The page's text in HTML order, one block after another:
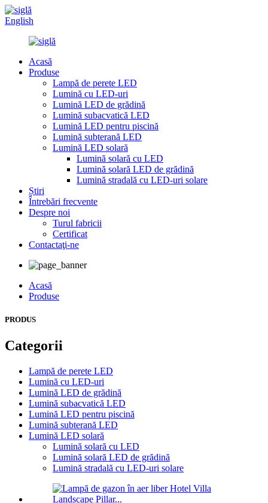
English
Acasă
Produse
Lampă de perete LED
Lumină cu LED-uri
Lumină LED de grădină
Lumină subacvatică LED
Lumină LED pentru piscină
Lumină subterană LED
Lumină LED solară
Lumină solară cu LED
Lumină solară LED de grădină
Lumină stradală cu LED-uri solare
Știri
Întrebări frecvente
Despre noi
Turul fabricii
Certificat
Contactaţi-ne
Acasă
Produse
PRODUS
Categorii
Lampă de perete LED
Lumină cu LED-uri
Lumină LED de grădină
Lumină subacvatică LED
Lumină LED pentru piscină
Lumină subterană LED
Lumină LED solară
Lumină solară cu LED
Lumină solară LED de grădină
Lumină stradală cu LED-uri solare